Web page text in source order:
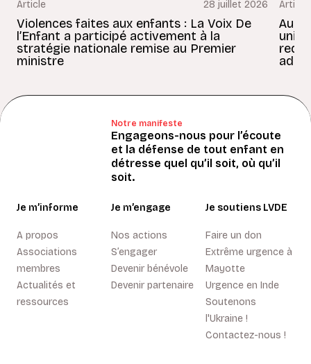
Article 28 juillet 2026
Violences faites aux enfants : La Voix De
l’Enfant a participé activement à la
stratégie nationale remise au Premier
ministre
Article
Au
Notre manifeste
Engageons-nous pour l’écoute
et la défense de tout enfant en
détresse quel qu’il soit, où qu’il
soit.
Je m’informe
A propos
Associations
membres
Actualités et
ressources
Je m’engage
Nos actions
S’engager
Devenir bénévole
Devenir partenaire
Je soutiens LVDE
Faire un don
Extrême urgence à
Mayotte
Urgence en Inde
Soutenons
l'Ukraine !
Contactez-nous !